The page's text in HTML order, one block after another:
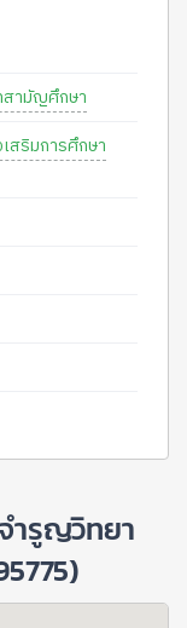
สามัญศึกษา
สริมการศึกษา
ำรูญวิทยา